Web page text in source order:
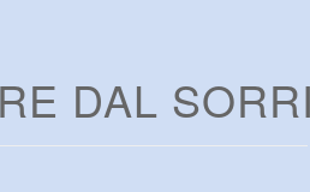
DAL